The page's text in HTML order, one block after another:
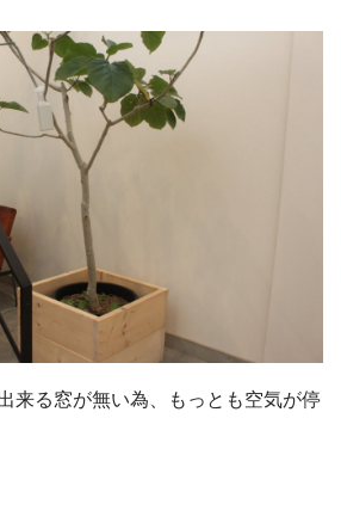
来る窓が無い為、もっとも空気が停